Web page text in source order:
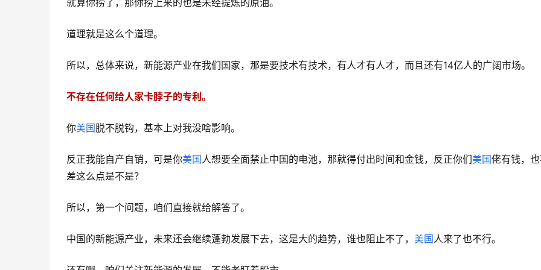
就算你捞了，那你捞上来的也是未经提炼的原油。
道理就是这么个道理。
所以，总体来说，新能源产业在我们国家，那是要技术有技术，有人才有人才，而且还有14亿人的广阔市场。
不存在任何给人家卡脖子的专利。
你美国脱不脱钩，基本上对我没啥影响。
反正我能自产自销，可是你美国人想要全面禁止中国的电池，那就得付出时间和金钱，反正你们美国佬有钱，
差这么点是不是？
所以，第一个问题，咱们直接就给解答了。
中国的新能源产业，未来还会继续蓬勃发展下去，这是大的趋势，谁也阻止不了， 美国人来了也不行。